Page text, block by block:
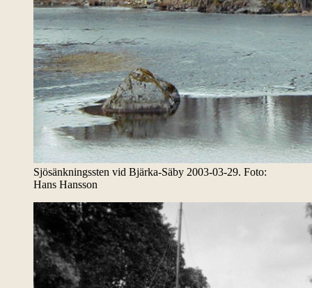
Sjösänkningssten vid Bjärka-Säby 2003-03-29. Foto:
Hans Hansson